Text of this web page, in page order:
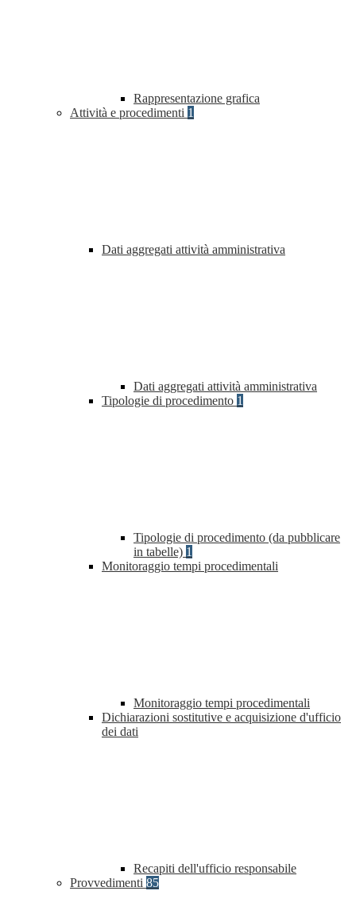
Rappresentazione grafica
Attività e procedimenti 1
Dati aggregati attività amministrativa
Dati aggregati attività amministrativa
Tipologie di procedimento 1
Tipologie di procedimento (da pubblicare
in tabelle) 1
Monitoraggio tempi procedimentali
Monitoraggio tempi procedimentali
Dichiarazioni sostitutive e acquisizione d'ufficio
dei dati
Recapiti dell'ufficio responsabile
Provvedimenti 85